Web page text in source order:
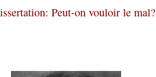
Peut-on vouloir le mal?